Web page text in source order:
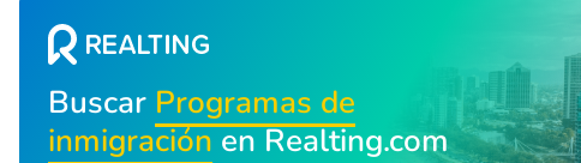
Buscar Programas de
inmigraciónen Realting.com